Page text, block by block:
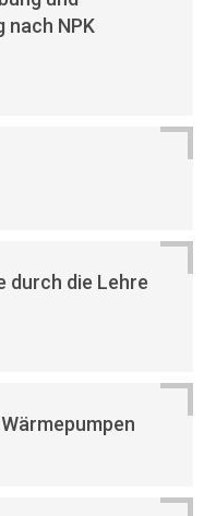
nach NPK
durch die Lehre